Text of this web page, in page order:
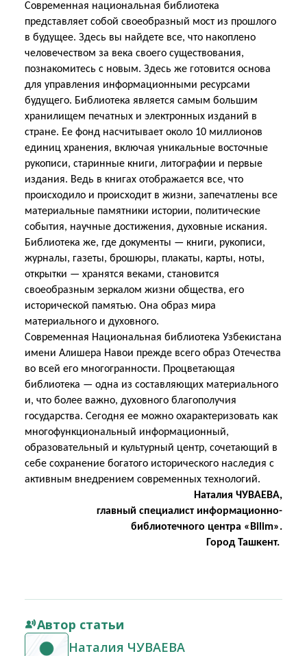
Современная национальная библиотека
представляет собой своеобразный мост из прошлого
в будущее. Здесь вы найдете все, что накоплено
человечеством за века своего существования,
познакомитесь с новым. Здесь же готовится основа
для управления информационными ресурсами
будущего. Библиотека является самым большим
хранилищем печатных и электронных изданий в
стране. Ее фонд насчитывает около 10 миллионов
единиц хранения, включая уникальные восточные
рукописи, старинные книги, литографии и первые
издания. Ведь в книгах отображается все, что
происходило и происходит в жизни, запечатлены все
материальные памятники истории, политические
события, научные достижения, духовные искания.
Библиотека же, где документы — книги, рукописи,
журналы, газеты, брошюры, плакаты, карты, ноты,
открытки — хранятся веками, становится
своеобразным зеркалом жизни общества, его
исторической памятью. Она образ мира
материального и духовного.
Современная Национальная библиотека Узбекистана
имени Алишера Навои прежде всего образ Отечества
во всей его многогранности. Процветающая
библиотека — одна из составляющих материального
и, что более важно, духовного благополучия
государства. Сегодня ее можно охарактеризовать как
многофункциональный информационный,
образовательный и культурный центр, сочетающий в
себе сохранение богатого исторического наследия с
активным внедрением современных технологий.
Наталия ЧУВАЕВА,
главный специалист информационно-
библиотечного центра «Bilim».
Город Ташкент.
Автор статьи
Наталия ЧУВАЕВА